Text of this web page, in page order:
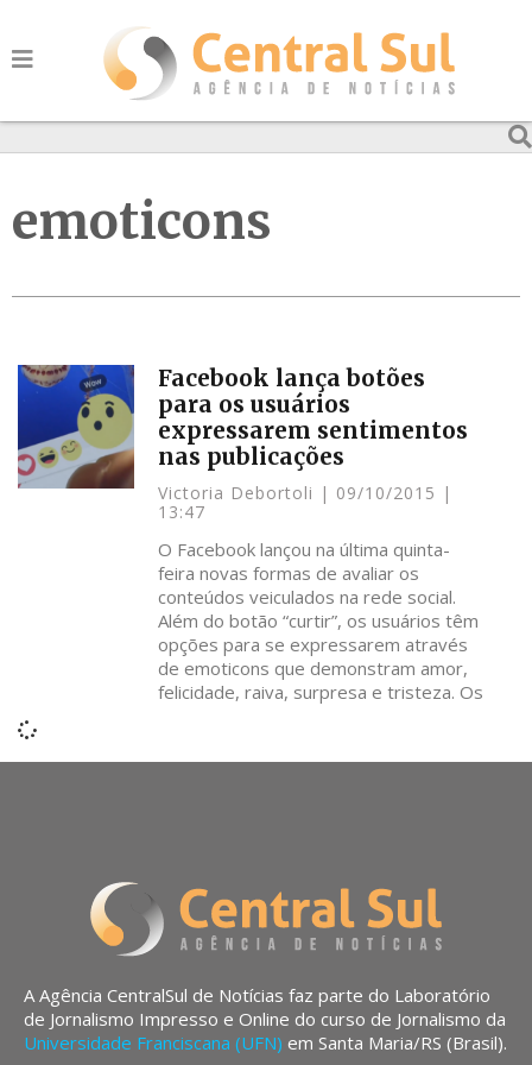
emoticons
Facebook lança botões
para os usuários
expressarem sentimentos
nas publicações
Victoria Debortoli
09/10/2015
13:47
O Facebook lançou na última quinta-
feira novas formas de avaliar os
conteúdos veiculados na rede social.
Além do botão “curtir”, os usuários têm
opções para se expressarem através
de emoticons que demonstram amor,
felicidade, raiva, surpresa e tristeza. Os
A Agência CentralSul de Notícias faz parte do Laboratório
de Jornalismo Impresso e Online do curso de Jornalismo da
Universidade Franciscana (UFN) em Santa Maria/RS (Brasil).